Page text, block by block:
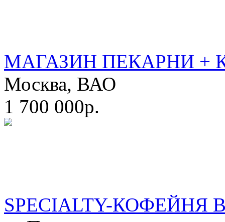
МАГАЗИН ПЕКАРНИ +
Москва, ВАО
1 700 000р.
SPECIALTY-